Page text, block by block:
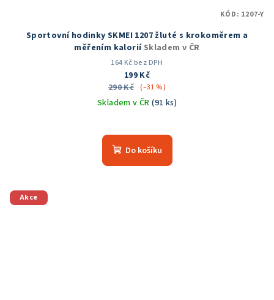
Sportovní hodinky SKMEI 1207 žluté s krokoměrem a
měřením kalorií Skladem v ČR
164 Kč bez DPH
199 Kč
290 Kč (–31 %)
Skladem v ČR(91 ks)
hodnocení
produktu
Do košíku
KÓD: 1207-Y
Akce